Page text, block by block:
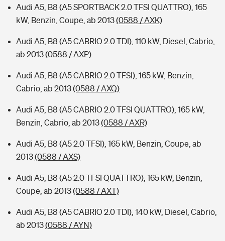
Audi A5, B8 (A5 SPORTBACK 2.0 TFSI QUATTRO), 165
kW, Benzin, Coupe, ab 2013(0588 / AXK)
Audi A5, B8 (A5 CABRIO 2.0 TDI), 110 kW, Diesel, Cabrio,
ab 2013(0588 / AXP)
Audi A5, B8 (A5 CABRIO 2.0 TFSI), 165 kW, Benzin,
Cabrio, ab 2013(0588 / AXQ)
Audi A5, B8 (A5 CABRIO 2.0 TFSI QUATTRO), 165 kW,
Benzin, Cabrio, ab 2013(0588 / AXR)
Audi A5, B8 (A5 2.0 TFSI), 165 kW, Benzin, Coupe, ab
2013(0588 / AXS)
Audi A5, B8 (A5 2.0 TFSI QUATTRO), 165 kW, Benzin,
Coupe, ab 2013(0588 / AXT)
Audi A5, B8 (A5 CABRIO 2.0 TDI), 140 kW, Diesel, Cabrio,
ab 2013(0588 / AYN)